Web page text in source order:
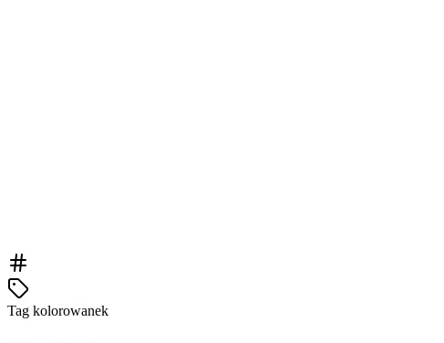
Tag kolorowanek